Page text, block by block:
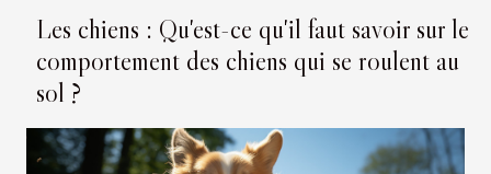
Les chiens : Qu'est-ce qu'il faut savoir sur le
comportement des chiens qui se roulent au
sol ?